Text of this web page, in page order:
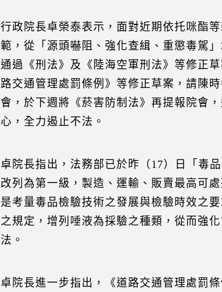
行政院長卓榮泰表示，面對近期依托咪酯
範，從「源頭嚇阻、強化查緝、重懲毒駕
通過《刑法》及《陸海空軍刑法》等修正
路交通管理處罰條例》等修正草案，請陳
會，於下週將《菸害防制法》再提報院會
心，全力遏止不法。
卓院長指出，法務部已於昨（17）日「毒
改列為第一級，製造、運輸、販賣最高可
是考量毒品檢驗技術之發展與檢驗時效之
之規定，增列唾液為採驗之種類，從而強
法。
卓院長進一步指出，《道路交通管理處罰